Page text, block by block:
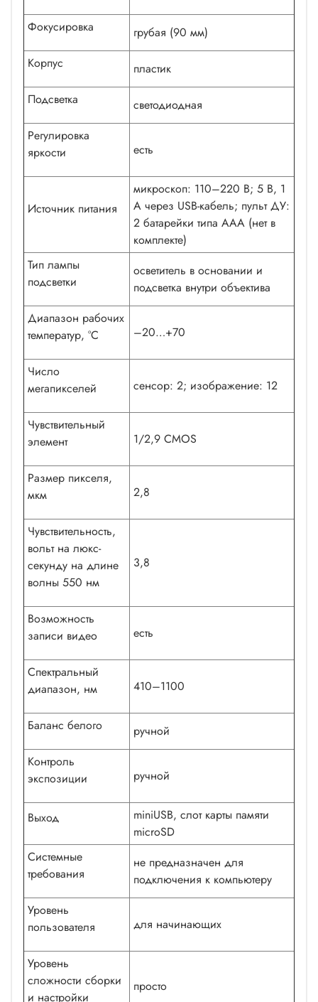
Фокусировка
грубая (90 мм)
Корпус
пластик
Подсветка
светодиодная
Регулировка
яркости
есть
Источник питания
микроскоп: 110–220 В; 5 В, 1
А через USB-кабель; пульт ДУ:
2 батарейки типа ААА (нет в
комплекте)
Тип лампы
подсветки
осветитель в основании и
подсветка внутри объектива
Диапазон рабочих
температур, °С
–20…+70
Число
мегапикселей
сенсор: 2; изображение: 12
Чувствительный
элемент
1/2,9 CMOS
Размер пикселя,
мкм
2,8
Чувствительность,
вольт на люкс-
секунду на длине
волны 550 нм
3,8
Возможность
записи видео
есть
Спектральный
диапазон, нм
410–1100
Баланс белого
ручной
Контроль
экспозиции
ручной
Выход
miniUSB, слот карты памяти
microSD
Системные
требования
не предназначен для
подключения к компьютеру
Уровень
пользователя
для начинающих
Уровень
сложности сборки
и настройки
просто